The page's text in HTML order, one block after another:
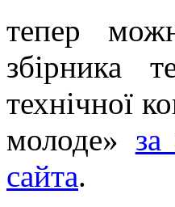
тепер
збірника
технічної
молоде»
сайта.